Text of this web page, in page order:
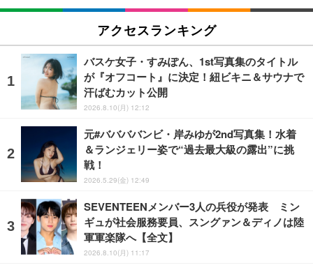
アクセスランキング
バスケ女子・すみぽん、1st写真集のタイトル
が『オフコート』に決定！紐ビキニ＆サウナで
汗ばむカット公開
2026.8.10(月) 12:12
元#ババババンビ・岸みゆが2nd写真集！水着
＆ランジェリー姿で“過去最大級の露出”に挑
戦！
2026.5.29(金) 12:49
SEVENTEENメンバー3人の兵役が発表 ミン
ギュが社会服務要員、スングァン＆ディノは陸
軍軍楽隊へ【全文】
2026.8.10(月) 11:17